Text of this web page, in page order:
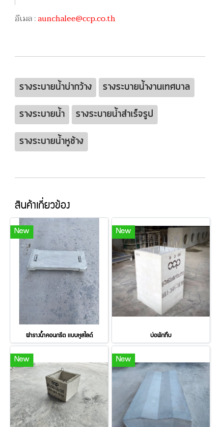
อีเมล :aunchalee@ccp.co.th
รางระบายน้ำบ่ากว้าง
รางระบายน้ำงานเทศบาล
รางระบายน้ำ
รางระบายน้ำสำเร็จรูป
รางระบายน้ำหูช้าง
สินค้าเกี่ยวข้อง
New
ฝารางน้ำคอนกรีต เเบบหูสไลด์
New
บ่อพักทึบ
New New